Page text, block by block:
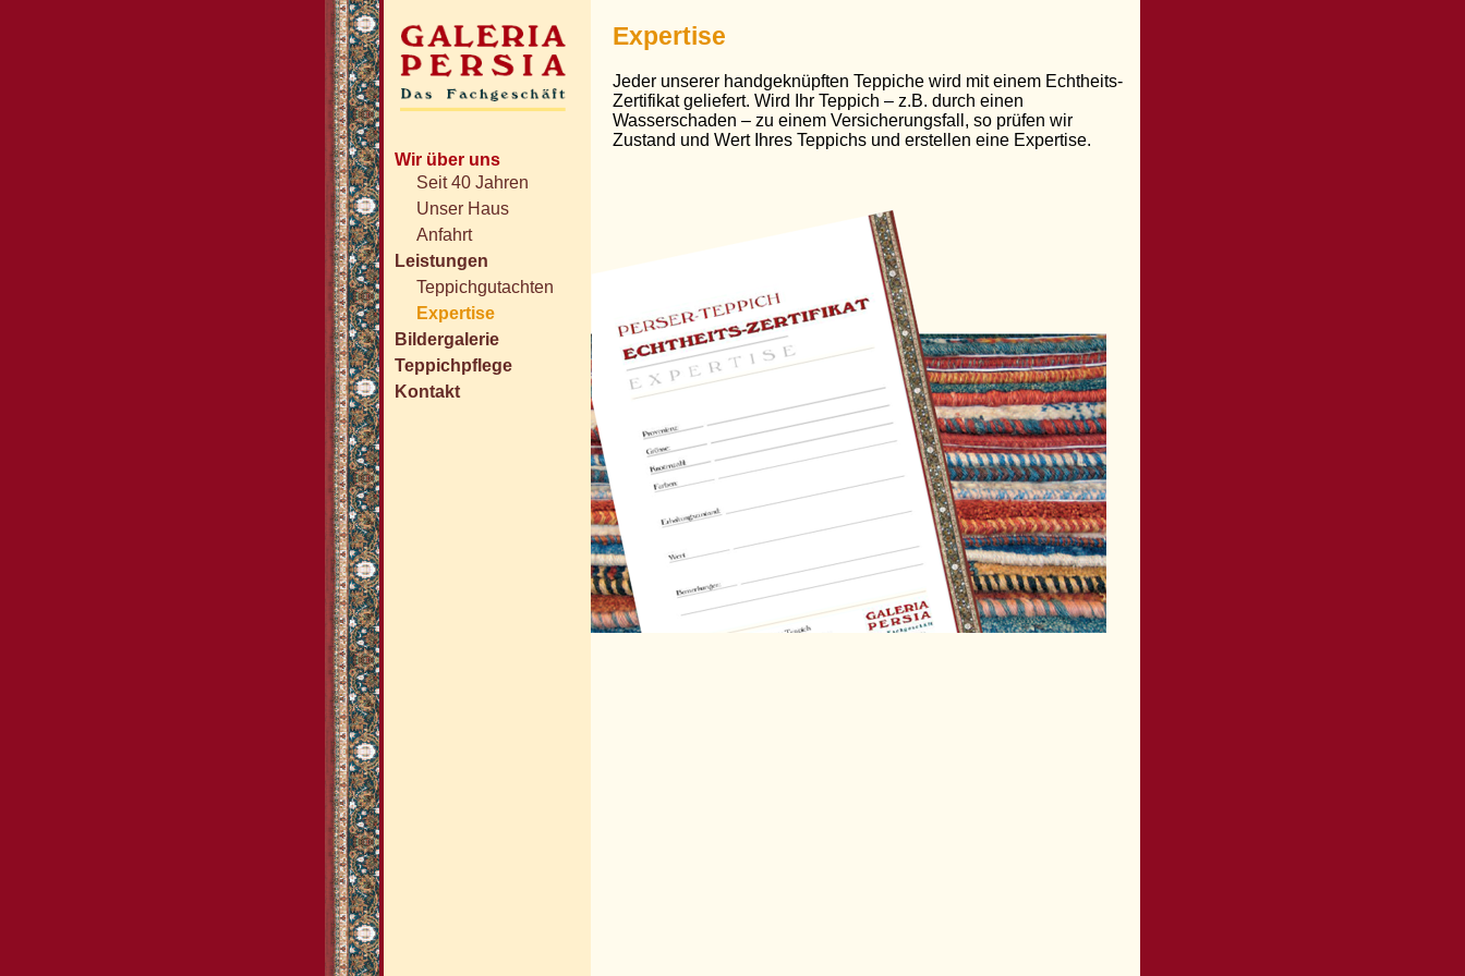
Wir über uns
Seit 40 Jahren
Unser Haus
Anfahrt
Leistungen
Teppichgutachten
Expertise
Bildergalerie
Teppichpflege
Kontakt
Expertise
Jeder unserer handgeknüpften Teppiche wird mit einem Echtheits-
Zertifikat geliefert. Wird Ihr Teppich – z.B. durch einen
Wasserschaden – zu einem Versicherungsfall, so prüfen wir
Zustand und Wert Ihres Teppichs und erstellen eine Expertise.